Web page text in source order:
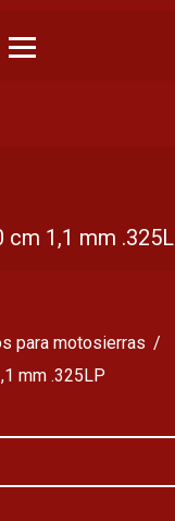
cm 1,1 mm
para motosierras
mm .325LP